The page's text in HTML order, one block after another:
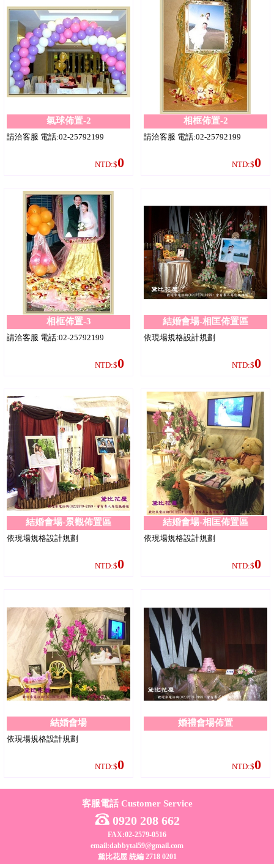
氣球佈置-2
請洽客服 電話:02-25792199
NTD:$0
相框佈置-2
請洽客服 電話:02-25792199
NTD:$0
相框佈置-3
請洽客服 電話:02-25792199
NTD:$0
結婚會場-相匡佈置區
依現場規格設計規劃
NTD:$0
結婚會場-景觀佈置區
依現場規格設計規劃
NTD:$0
結婚會場-相匡佈置區
依現場規格設計規劃
NTD:$0
結婚會場
依現場規格設計規劃
NTD:$0
婚禮會場佈置
NTD:$0
客服電話 Customer Service
0920 208 662
FAX:02-2579-0516
email:dabbytai59@gmail.com
黛比花屋 統編 2718 0201